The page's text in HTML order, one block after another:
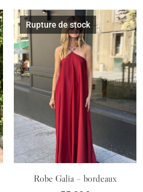
Rupture de stock
Robe Galia – bordeaux